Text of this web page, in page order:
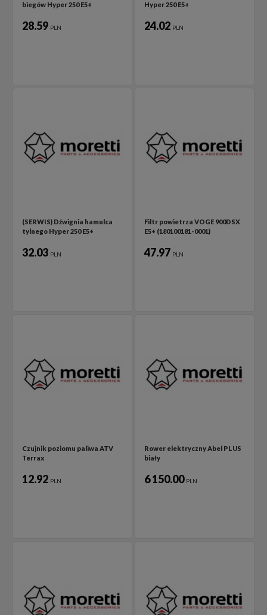
biegów Hyper 250 E5+
28.59 PLN
Hyper 250 E5+
24.02 PLN
(SERWIS) Dźwignia hamulca
tylnego Hyper 250 E5+
32.03 PLN
Filtr powietrza VOGE 900DSX
E5+ (180100181-0001)
47.97 PLN
Czujnik poziomu paliwa ATV
Terrax
12.92 PLN
Rower elektryczny Abel PLUS
biały
6 150.00 PLN